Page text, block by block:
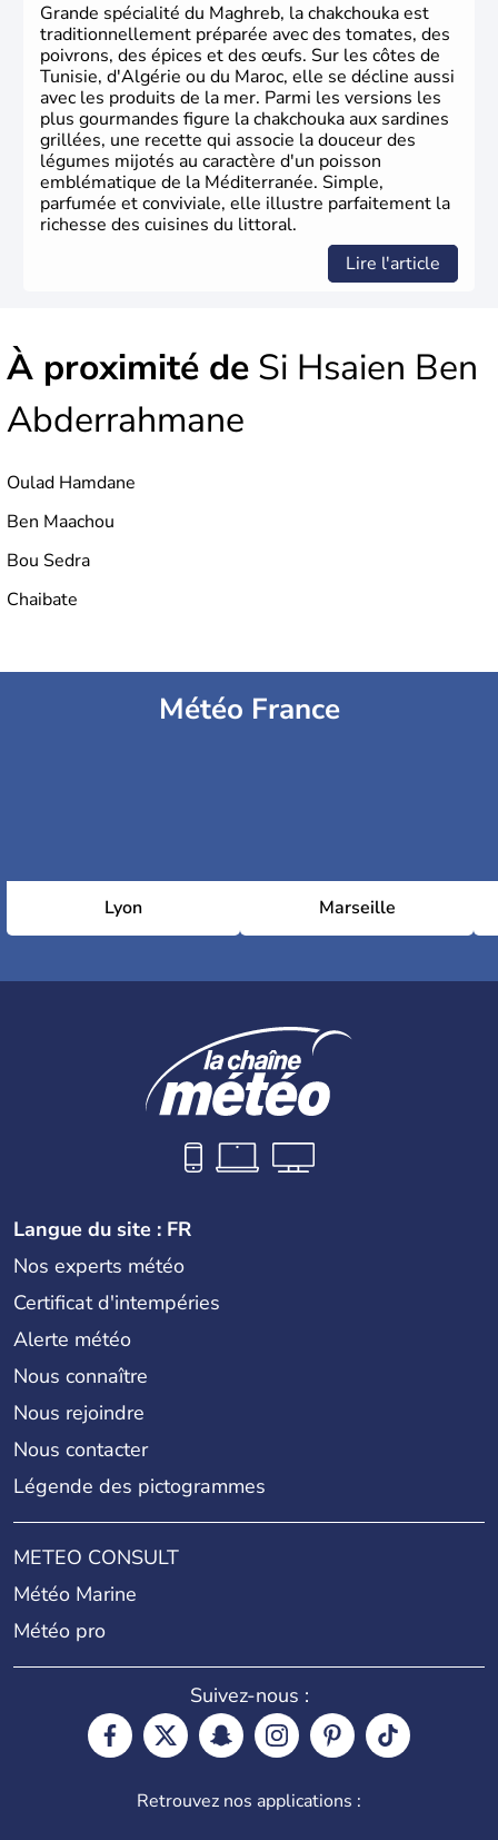
Grande spécialité du Maghreb, la chakchouka est
traditionnellement préparée avec des tomates, des
poivrons, des épices et des œufs. Sur les côtes de
Tunisie, d'Algérie ou du Maroc, elle se décline aussi
avec les produits de la mer. Parmi les versions les
plus gourmandes figure la chakchouka aux sardines
grillées, une recette qui associe la douceur des
légumes mijotés au caractère d'un poisson
emblématique de la Méditerranée. Simple,
parfumée et conviviale, elle illustre parfaitement la
richesse des cuisines du littoral.
Lire l'article
À proximité de Si Hsaien Ben
Abderrahmane
Oulad Hamdane
Ben Maachou
Bou Sedra
Chaibate
Météo France
Lyon Marseille
Langue du site : FR
Nos experts météo
Certificat d'intempéries
Alerte météo
Nous connaître
Nous rejoindre
Nous contacter
Légende des pictogrammes
METEO CONSULT
Météo Marine
Météo pro
Suivez-nous :
Retrouvez nos applications :